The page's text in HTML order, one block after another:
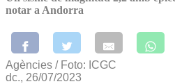
notar a Andorra
Agències / Foto: ICGC
dc., 26/07/2023